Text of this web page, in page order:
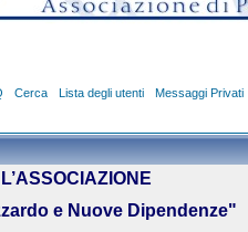
Cerca Lista degli utenti Messaggi Privati
L’ASSOCIAZIONE
e Nuove Dipendenze"